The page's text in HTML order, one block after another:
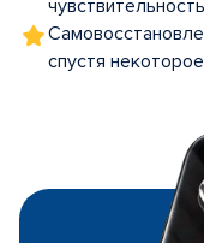
спустя